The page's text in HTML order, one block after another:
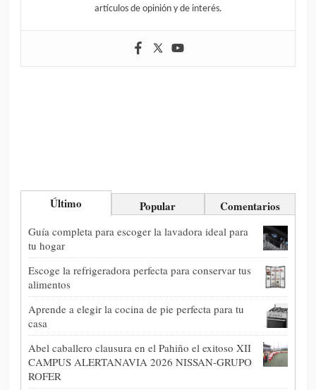
artículos de opinión y de interés.
Último Popular Comentarios
Guía completa para escoger la lavadora ideal para
tu hogar
Escoge la refrigeradora perfecta para conservar tus
alimentos
Aprende a elegir la cocina de pie perfecta para tu
casa
Abel caballero clausura en el Pahiño el exitoso XII
CAMPUS ALERTANAVIA 2026 NISSAN-GRUPO
ROFER